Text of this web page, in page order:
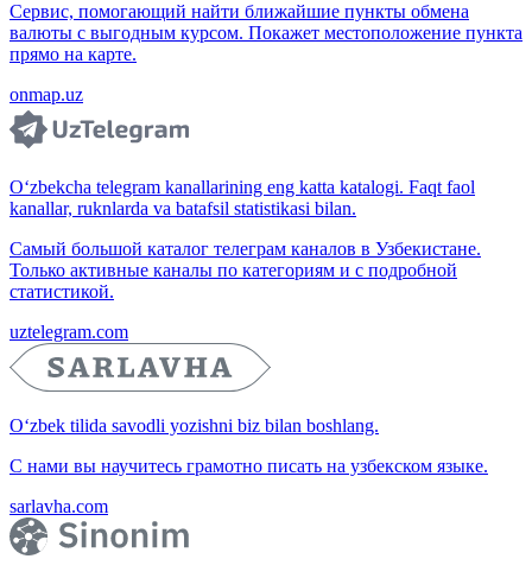
Сервис, помогающий найти ближайшие пункты обмена
валюты с выгодным курсом. Покажет местоположение пункта
прямо на карте.
onmap.uz
O‘zbekcha telegram kanallarining eng katta katalogi. Faqt faol
kanallar, ruknlarda va batafsil statistikasi bilan.
Самый большой каталог телеграм каналов в Узбекистане.
Только активные каналы по категориям и с подробной
статистикой.
uztelegram.com
O‘zbek tilida savodli yozishni biz bilan boshlang.
С нами вы научитесь грамотно писать на узбекском языке.
sarlavha.com